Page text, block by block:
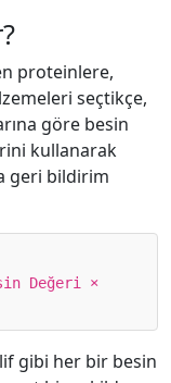
proteinlere,
seçtikçe,
göre besin
kullanarak
geri bildirim
Değeri ×
gibi her bir besin